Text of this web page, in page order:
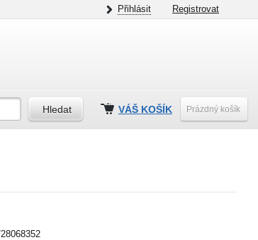
Přihlásit Registrovat
VÁŠ KOŠÍK Prázdný košík